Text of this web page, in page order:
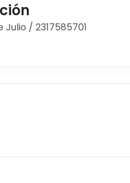
Julio / 2317585701